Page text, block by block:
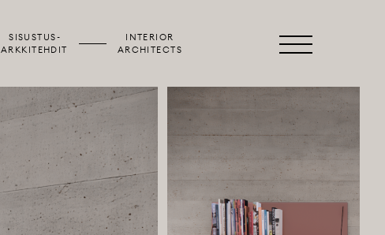
SISUSTUS­
ARKKITEHDIT
INTERIOR
ARCHITECTS
Valikko